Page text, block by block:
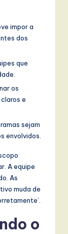
impor a
dos
que
os
e
sejam
envolvidos.
A equipe
As
muda de
o